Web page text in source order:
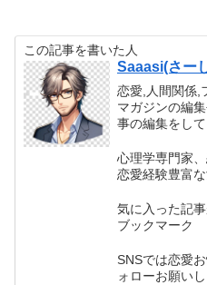
この記事を書いた人
Saaasi(さー
恋愛,人間関係,
マガジンの編
事の編集をし
心理学専門家
恋愛経験豊富
気に入った記
ブックマーク
SNSでは恋愛
ォローお願い